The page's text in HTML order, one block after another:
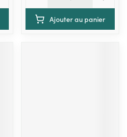
Ajouter au panier